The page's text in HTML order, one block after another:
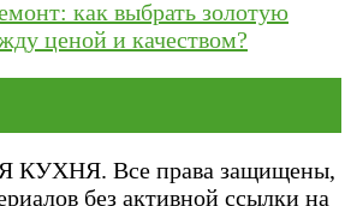
как выбрать золотую
ценой и качеством?
КУХНЯ. Все права защищены,
без активной ссылки на